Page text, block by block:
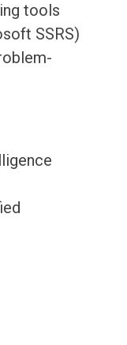
tools
SSRS)